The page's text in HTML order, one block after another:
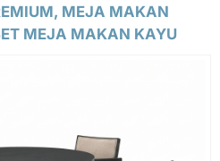
MEJA MAKAN
MEJA MAKAN KAYU